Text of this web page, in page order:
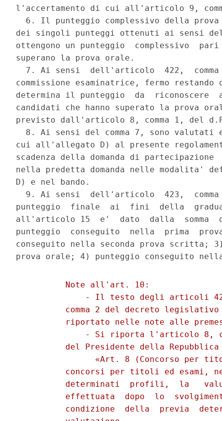
l'accertamento di cui all'articolo 9,
6. Il punteggio complessivo della
dei singoli punteggi ottenuti ai sensi
ottengono un punteggio  complessivo
superano la prova orale.
7. Ai sensi  dell'articolo  422,
commissione esaminatrice, fermo
determina il punteggio  da
candidati che hanno superato la prova
previsto dall'articolo 8, comma 1, del
8. Ai sensi del comma 7, sono valutati
cui all'allegato D) al presente
scadenza della domanda di
nella predetta domanda nelle modalita'
D) e nel bando.
9. Ai sensi  dell'articolo  423,
punteggio  finale  ai  fini  della
all'articolo 15  e'  dato  dalla  somma
punteggio  conseguito  nella  prima
conseguito nella seconda prova scritta;
          Note all'art. 10:
- Il testo degli articoli
comma 2 del decreto
riportato nelle note alle
- Si riporta l'articolo 8,
del Presidente della
«Art. 8 (Concorso per
concorsi per titoli ed esami,
determinati  profili,  la
effettuata  dopo  lo
condizione  della  previa